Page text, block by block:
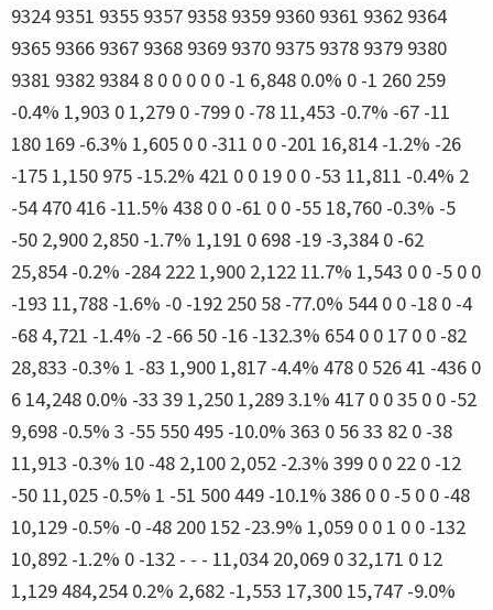
9324 9351 9355 9357 9358 9359 9360 9361 9362 9364
9365 9366 9367 9368 9369 9370 9375 9378 9379 9380
9381 9382 9384 8 0 0 0 0 0 -1 6,848 0.0% 0 -1 260 259
-0.4% 1,903 0 1,279 0 -799 0 -78 11,453 -0.7% -67 -11
180 169 -6.3% 1,605 0 0 -311 0 0 -201 16,814 -1.2% -26
-175 1,150 975 -15.2% 421 0 0 19 0 0 -53 11,811 -0.4% 2
-54 470 416 -11.5% 438 0 0 -61 0 0 -55 18,760 -0.3% -5
-50 2,900 2,850 -1.7% 1,191 0 698 -19 -3,384 0 -62
25,854 -0.2% -284 222 1,900 2,122 11.7% 1,543 0 0 -5 0 0
-193 11,788 -1.6% -0 -192 250 58 -77.0% 544 0 0 -18 0 -4
-68 4,721 -1.4% -2 -66 50 -16 -132.3% 654 0 0 17 0 0 -82
28,833 -0.3% 1 -83 1,900 1,817 -4.4% 478 0 526 41 -436 0
6 14,248 0.0% -33 39 1,250 1,289 3.1% 417 0 0 35 0 0 -52
9,698 -0.5% 3 -55 550 495 -10.0% 363 0 56 33 82 0 -38
11,913 -0.3% 10 -48 2,100 2,052 -2.3% 399 0 0 22 0 -12
-50 11,025 -0.5% 1 -51 500 449 -10.1% 386 0 0 -5 0 0 -48
10,129 -0.5% -0 -48 200 152 -23.9% 1,059 0 0 1 0 0 -132
10,892 -1.2% 0 -132 - - - 11,034 20,069 0 32,171 0 12
1,129 484,254 0.2% 2,682 -1,553 17,300 15,747 -9.0%